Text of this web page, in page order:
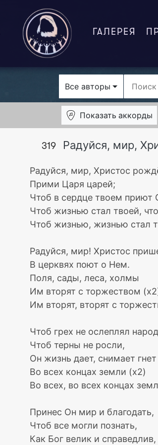
ГАЛЕРЕЯ
Все авторы
Показать аккорды
319 Радуйся, мир,
Радуйся, мир, Христос
Прими Царя царей;
Чтоб в сердце твоем приют
Чтоб жизнью стал твоей,
Чтоб жизнью, жизнью стал
Радуйся, мир! Христос
В церквях поют о Нем.
Поля, сады, леса, холмы
Им вторят с торжеством
Им вторят, вторят с
Чтоб грех не ослеплял
Чтоб терны не росли,
Он жизнь дает, снимает гнет
Во всех концах земли (x2)
Во всех, во всех концах
Принес Он мир и благодать,
Чтоб все могли познать,
Как Бог велик и справедлив,